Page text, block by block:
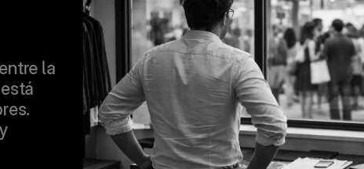
la